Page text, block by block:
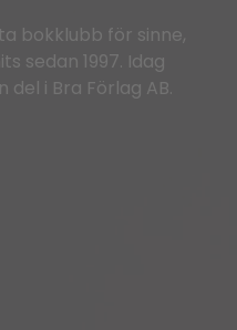
bokklubb för sinne,
sedan 1997. Idag
i Bra Förlag AB.